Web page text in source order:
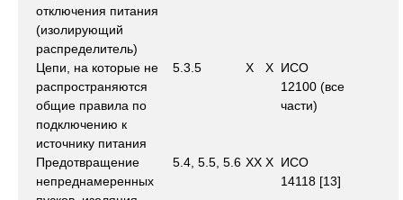
отключения питания
(изолирующий
распределитель)
Цепи, на которые не
распространяются
общие правила по
подключению к
источнику питания
5.3.5 X X ИСО
12100 (все
части)
Предотвращение
непреднамеренных
5.4, 5.5, 5.6 XX X ИСО
14118 [13]